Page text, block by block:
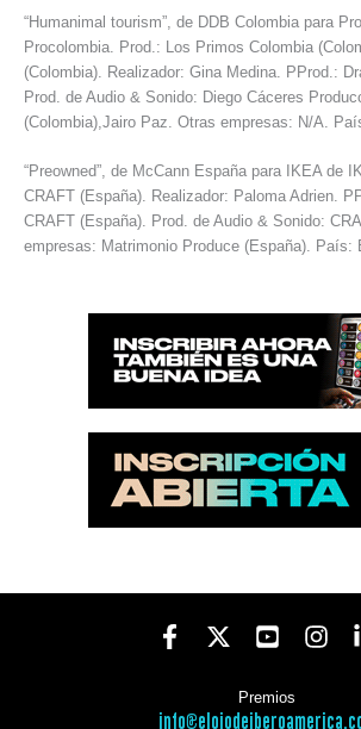
“Humanimal tourism”, de DDB Colombia para
Procolombia. Prod.: Los Primos Colombia
(Colombia). Realizador: Gina Medina. PProd.:
Prod. de Audio & Sonido: Diego Cáceres
(Colombia),Jairo Paz. Otras empresas: N/A.
“Preowned”, de McCann España para IKEA de
CRAFT (España). Realizador: Paloma Adrien.
CRAFT (España). Prod. de Audio & Sonido:
empresas: Matrimonio Produce (España). País:
Premios